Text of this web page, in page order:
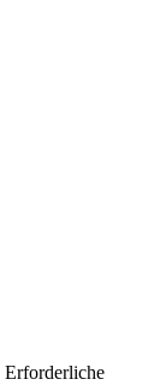
Erforderliche